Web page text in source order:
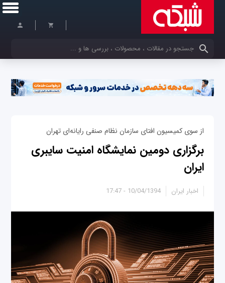
کلمات کلیدی خود را وارد کنید
از سوی کمیسیون افتای سازمان نظام صنفی رایانه‌ای تهران
برگزاری دومین نمایشگاه امنیت سایبری
ایران
10/04/1394 - 17:47 اخبار ایران